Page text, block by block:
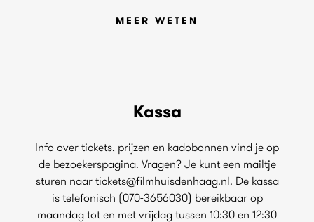
MEER WETEN
Kassa
Info over tickets, prijzen en kadobonnen vind je op
de bezoekerspagina. Vragen? Je kunt een mailtje
sturen naar tickets@filmhuisdenhaag.nl. De kassa
is telefonisch (070-3656030) bereikbaar op
maandag tot en met vrijdag tussen 10:30 en 12:30